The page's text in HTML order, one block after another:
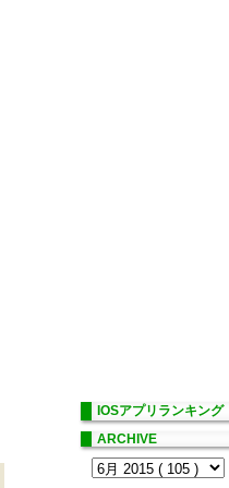
IOSアプリランキング
ARCHIVE